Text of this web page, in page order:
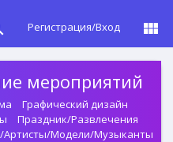
Регистрация/Вход view_module
мероприятий
Графический дизайн
Праздник/Развлечения
Модели/Музыканты